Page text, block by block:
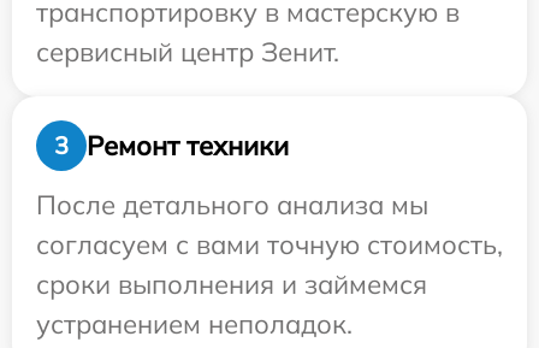
транспортировку в мастерскую в
сервисный центр Зенит.
3
Ремонт техники
После детального анализа мы
согласуем с вами точную стоимость,
сроки выполнения и займемся
устранением неполадок.